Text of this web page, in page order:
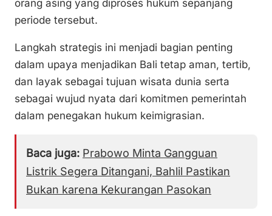
orang asing yang diproses hukum sepanjang
periode tersebut.
Langkah strategis ini menjadi bagian penting
dalam upaya menjadikan Bali tetap aman, tertib,
dan layak sebagai tujuan wisata dunia serta
sebagai wujud nyata dari komitmen pemerintah
dalam penegakan hukum keimigrasian.
Baca juga: Prabowo Minta Gangguan
Listrik Segera Ditangani, Bahlil Pastikan
Bukan karena Kekurangan Pasokan